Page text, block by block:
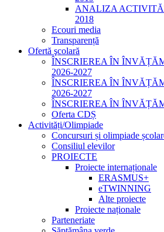
ANALIZA
2018
Ecouri media
Transparență
Ofertă şcolară
ÎNSCRIEREA ÎN
2026-2027
ÎNSCRIEREA ÎN
2026-2027
ÎNSCRIEREA ÎN
Oferta CDȘ
Activități/Olimpiade
Concursuri și olimpiade
Consiliul elevilor
PROIECTE
Proiecte internaționale
ERASMUS+
eTWINNING
Alte proiecte
Proiecte naționale
Parteneriate